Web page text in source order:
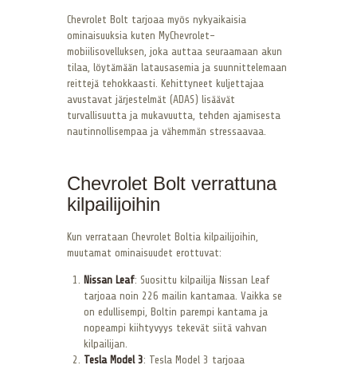
Chevrolet Bolt tarjoaa myös nykyaikaisia
ominaisuuksia kuten MyChevrolet-
mobiilisovelluksen, joka auttaa seuraamaan akun
tilaa, löytämään latausasemia ja suunnittelemaan
reittejä tehokkaasti. Kehittyneet kuljettajaa
avustavat järjestelmät (ADAS) lisäävät
turvallisuutta ja mukavuutta, tehden ajamisesta
nautinnollisempaa ja vähemmän stressaavaa.
Chevrolet Bolt verrattuna
kilpailijoihin
Kun verrataan Chevrolet Boltia kilpailijoihin,
muutamat ominaisuudet erottuvat:
Nissan Leaf: Suosittu kilpailija Nissan Leaf
tarjoaa noin 226 mailin kantamaa. Vaikka se
on edullisempi, Boltin parempi kantama ja
nopeampi kiihtyvyys tekevät siitä vahvan
kilpailijan.
Tesla Model 3: Tesla Model 3 tarjoaa